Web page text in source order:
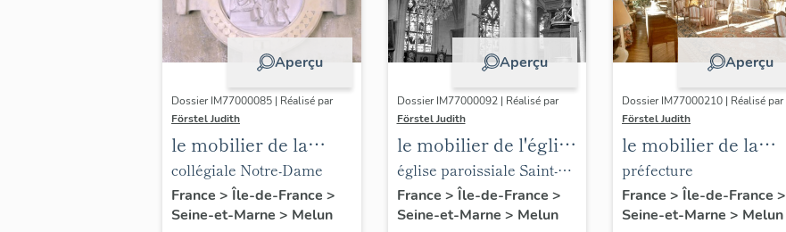
Aperçu
Dossier IM77000085 | Réalisé par
Förstel Judith
le mobilier de la
collégiale Notre-
Dame
collégiale Notre-Dame
France > Île-de-France >
Seine-et-Marne > Melun
Aperçu
Dossier IM77000092 | Réalisé par
Förstel Judith
le mobilier de l'église
Saint-Aspais
église paroissiale Saint-
Aspais
France > Île-de-France >
Seine-et-Marne > Melun
Aperçu
Dossier IM77000210 | Réalisé par
Förstel Judith
le mobilier de la
préfecture de Seine-
et-Marne
préfecture
France > Île-de-France >
Seine-et-Marne > Melun